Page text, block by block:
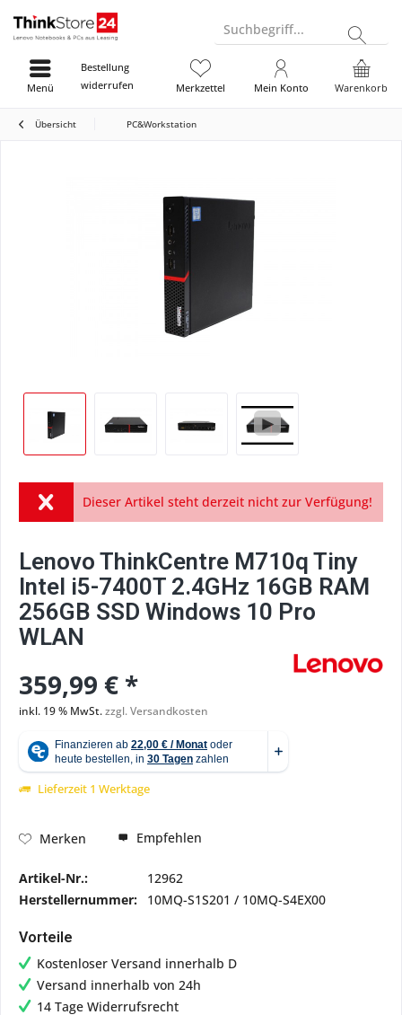
Suchbegriff...
Bestellung
widerrufen
Warenkorb
Merkzettel Mein Konto
Menü
Übersicht PC&Workstation
Dieser Artikel steht derzeit nicht zur Verfügung!
Lenovo ThinkCentre M710q Tiny
Intel i5-7400T 2.4GHz 16GB RAM
256GB SSD Windows 10 Pro
WLAN
359,99 € *
inkl. 19 % MwSt.zzgl. Versandkosten
Lieferzeit 1 Werktage
Merken Empfehlen
Artikel-Nr.:
12962
Herstellernummer:
10MQ-S1S201 / 10MQ-S4EX00
Vorteile
Kostenloser Versand innerhalb D
Versand innerhalb von 24h
14 Tage Widerrufsrecht